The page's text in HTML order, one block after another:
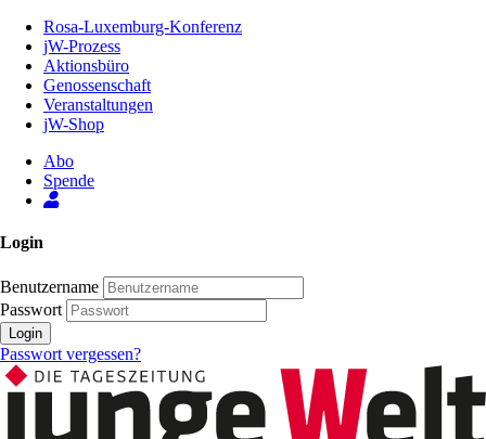
Inhalt
Seite
Rosa-Luxemburg-Konferenz
jW-Prozess
Aktionsbüro
Genossenschaft
Veranstaltungen
jW-Shop
Abo
Spende
Login
Benutzername
Passwort
Login
Passwort vergessen?